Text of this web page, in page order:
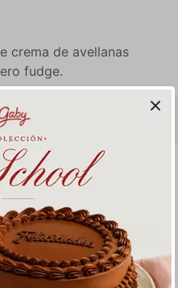
crema de avellanas
fudge.
- Leo